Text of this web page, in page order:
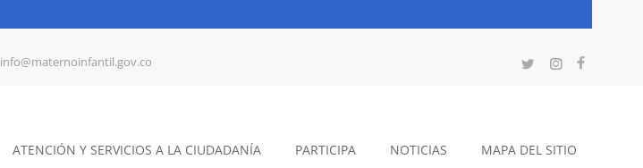
info@maternoinfantil.gov.co
ATENCIÓN Y SERVICIOS A LA CIUDADANÍA PARTICIPA NOTICIAS MAPA DEL SITIO